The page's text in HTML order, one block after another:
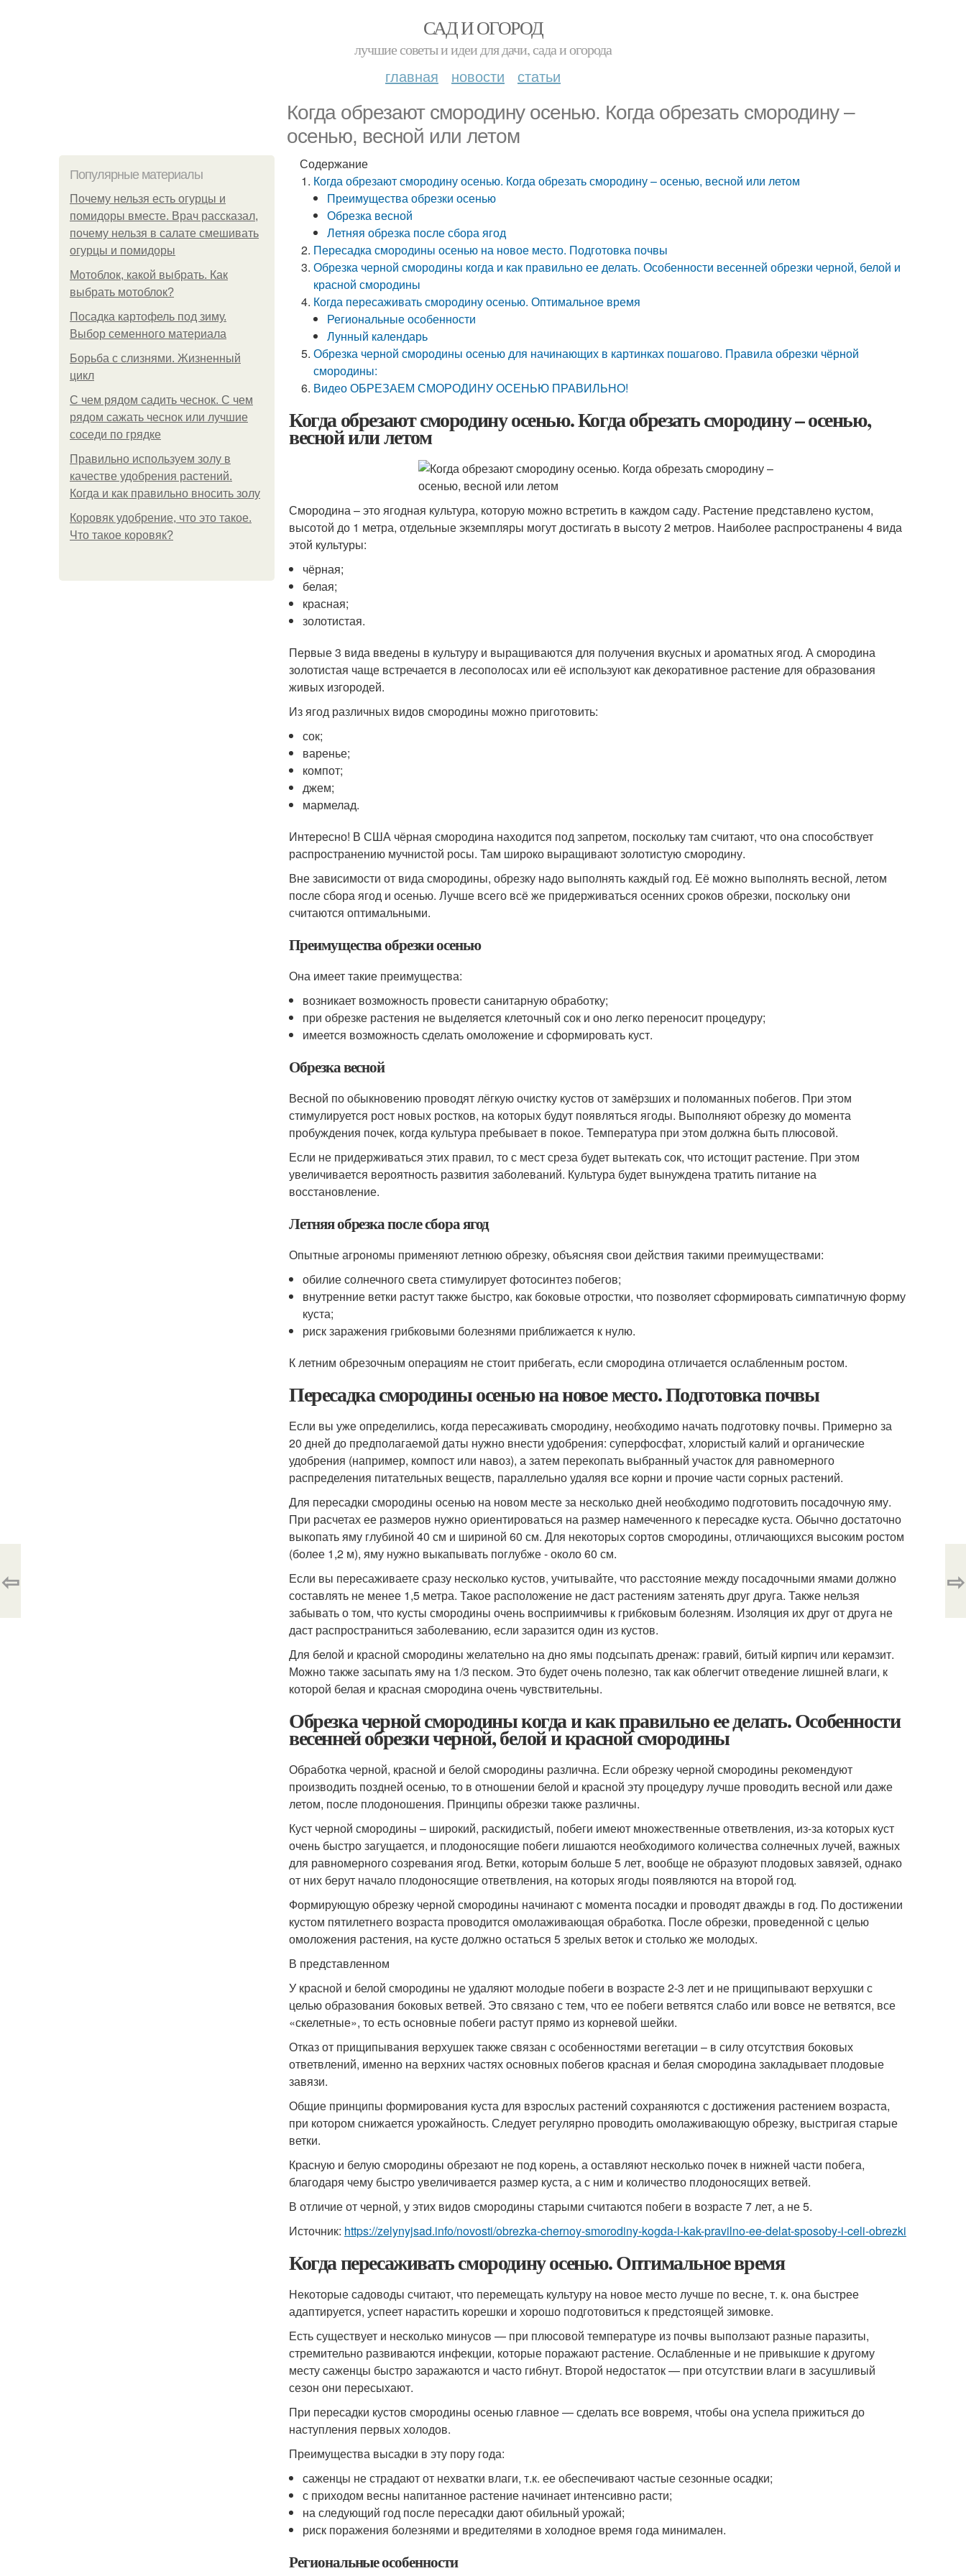
САД И ОГОРОД
лучшие советы и идеи для дачи, сада и огорода
главная новости статьи
Когда обрезают смородину осенью. Когда обрезать смородину –
осенью, весной или летом
Популярные материалы
Почему нельзя есть огурцы и
помидоры вместе. Врач рассказал,
почему нельзя в салате смешивать
огурцы и помидоры
Мотоблок, какой выбрать. Как
выбрать мотоблок?
Посадка картофель под зиму.
Выбор семенного материала
Борьба с слизнями. Жизненный
цикл
С чем рядом садить чеснок. С чем
рядом сажать чеснок или лучшие
соседи по грядке
Правильно используем золу в
качестве удобрения растений.
Когда и как правильно вносить золу
Коровяк удобрение, что это такое.
Что такое коровяк?
Содержание
Когда обрезают смородину осенью. Когда обрезать смородину – осенью, весной или летом
Преимущества обрезки осенью
Обрезка весной
Летняя обрезка после сбора ягод
Пересадка смородины осенью на новое место. Подготовка почвы
Обрезка черной смородины когда и как правильно ее делать. Особенности весенней обрезки черной, белой и
красной смородины
Когда пересаживать смородину осенью. Оптимальное время
Региональные особенности
Лунный календарь
Обрезка черной смородины осенью для начинающих в картинках пошагово. Правила обрезки чёрной
смородины:
Видео ОБРЕЗАЕМ СМОРОДИНУ ОСЕНЬЮ ПРАВИЛЬНО!
Когда обрезают смородину осенью. Когда обрезать смородину – осенью,
весной или летом
Смородина – это ягодная культура, которую можно встретить в каждом саду. Растение представлено кустом,
высотой до 1 метра, отдельные экземпляры могут достигать в высоту 2 метров. Наиболее распространены 4 вида
этой культуры:
чёрная;
белая;
красная;
золотистая.
Первые 3 вида введены в культуру и выращиваются для получения вкусных и ароматных ягод. А смородина
золотистая чаще встречается в лесополосах или её используют как декоративное растение для образования
живых изгородей.
Из ягод различных видов смородины можно приготовить:
сок;
варенье;
компот;
джем;
мармелад.
Интересно! В США чёрная смородина находится под запретом, поскольку там считают, что она способствует
распространению мучнистой росы. Там широко выращивают золотистую смородину.
Вне зависимости от вида смородины, обрезку надо выполнять каждый год. Её можно выполнять весной, летом
после сбора ягод и осенью. Лучше всего всё же придерживаться осенних сроков обрезки, поскольку они
считаются оптимальными.
Преимущества обрезки осенью
Она имеет такие преимущества:
возникает возможность провести санитарную обработку;
при обрезке растения не выделяется клеточный сок и оно легко переносит процедуру;
имеется возможность сделать омоложение и сформировать куст.
Обрезка весной
Весной по обыкновению проводят лёгкую очистку кустов от замёрзших и поломанных побегов. При этом
стимулируется рост новых ростков, на которых будут появляться ягоды. Выполняют обрезку до момента
пробуждения почек, когда культура пребывает в покое. Температура при этом должна быть плюсовой.
Если не придерживаться этих правил, то с мест среза будет вытекать сок, что истощит растение. При этом
увеличивается вероятность развития заболеваний. Культура будет вынуждена тратить питание на
восстановление.
Летняя обрезка после сбора ягод
Опытные агрономы применяют летнюю обрезку, объясняя свои действия такими преимуществами:
обилие солнечного света стимулирует фотосинтез побегов;
внутренние ветки растут также быстро, как боковые отростки, что позволяет сформировать симпатичную форму
куста;
риск заражения грибковыми болезнями приближается к нулю.
К летним обрезочным операциям не стоит прибегать, если смородина отличается ослабленным ростом.
Пересадка смородины осенью на новое место. Подготовка почвы
Если вы уже определились, когда пересаживать смородину, необходимо начать подготовку почвы. Примерно за
20 дней до предполагаемой даты нужно внести удобрения: суперфосфат, хлористый калий и органические
удобрения (например, компост или навоз), а затем перекопать выбранный участок для равномерного
распределения питательных веществ, параллельно удаляя все корни и прочие части сорных растений.
Для пересадки смородины осенью на новом месте за несколько дней необходимо подготовить посадочную яму.
При расчетах ее размеров нужно ориентироваться на размер намеченного к пересадке куста. Обычно достаточно
выкопать яму глубиной 40 см и шириной 60 см. Для некоторых сортов смородины, отличающихся высоким ростом
(более 1,2 м), яму нужно выкапывать поглубже - около 60 см.
Если вы пересаживаете сразу несколько кустов, учитывайте, что расстояние между посадочными ямами должно
составлять не менее 1,5 метра. Такое расположение не даст растениям затенять друг друга. Также нельзя
забывать о том, что кусты смородины очень восприимчивы к грибковым болезням. Изоляция их друг от друга не
даст распространиться заболеванию, если заразится один из кустов.
Для белой и красной смородины желательно на дно ямы подсыпать дренаж: гравий, битый кирпич или керамзит.
Можно также засыпать яму на 1/3 песком. Это будет очень полезно, так как облегчит отведение лишней влаги, к
которой белая и красная смородина очень чувствительны.
Обрезка черной смородины когда и как правильно ее делать. Особенности
весенней обрезки черной, белой и красной смородины
Обработка черной, красной и белой смородины различна. Если обрезку черной смородины рекомендуют
производить поздней осенью, то в отношении белой и красной эту процедуру лучше проводить весной или даже
летом, после плодоношения. Принципы обрезки также различны.
Куст черной смородины – широкий, раскидистый, побеги имеют множественные ответвления, из-за которых куст
очень быстро загущается, и плодоносящие побеги лишаются необходимого количества солнечных лучей, важных
для равномерного созревания ягод. Ветки, которым больше 5 лет, вообще не образуют плодовых завязей, однако
от них берут начало плодоносящие ответвления, на которых ягоды появляются на второй год.
Формирующую обрезку черной смородины начинают с момента посадки и проводят дважды в год. По достижении
кустом пятилетнего возраста проводится омолаживающая обработка. После обрезки, проведенной с целью
омоложения растения, на кусте должно остаться 5 зрелых веток и столько же молодых.
В представленном
У красной и белой смородины не удаляют молодые побеги в возрасте 2-3 лет и не прищипывают верхушки с
целью образования боковых ветвей. Это связано с тем, что ее побеги ветвятся слабо или вовсе не ветвятся, все
«скелетные», то есть основные побеги растут прямо из корневой шейки.
Отказ от прищипывания верхушек также связан с особенностями вегетации – в силу отсутствия боковых
ответвлений, именно на верхних частях основных побегов красная и белая смородина закладывает плодовые
завязи.
Общие принципы формирования куста для взрослых растений сохраняются с достижения растением возраста,
при котором снижается урожайность. Следует регулярно проводить омолаживающую обрезку, выстригая старые
ветки.
Красную и белую смородины обрезают не под корень, а оставляют несколько почек в нижней части побега,
благодаря чему быстро увеличивается размер куста, а с ним и количество плодоносящих ветвей.
В отличие от черной, у этих видов смородины старыми считаются побеги в возрасте 7 лет, а не 5.
Источник: https://zelynyjsad.info/novosti/obrezka-chernoy-smorodiny-kogda-i-kak-pravilno-ee-delat-sposoby-i-celi-obrezki
Когда пересаживать смородину осенью. Оптимальное время
Некоторые садоводы считают, что перемещать культуру на новое место лучше по весне, т. к. она быстрее
адаптируется, успеет нарастить корешки и хорошо подготовиться к предстоящей зимовке.
Есть существует и несколько минусов — при плюсовой температуре из почвы выползают разные паразиты,
стремительно развиваются инфекции, которые поражают растение. Ослабленные и не привыкшие к другому
месту саженцы быстро заражаются и часто гибнут. Второй недостаток — при отсутствии влаги в засушливый
сезон они пересыхают.
При пересадки кустов смородины осенью главное — сделать все вовремя, чтобы она успела прижиться до
наступления первых холодов.
Преимущества высадки в эту пору года:
саженцы не страдают от нехватки влаги, т.к. ее обеспечивают частые сезонные осадки;
с приходом весны напитанное растение начинает интенсивно расти;
на следующий год после пересадки дают обильный урожай;
риск поражения болезнями и вредителями в холодное время года минимален.
Региональные особенности
⇦ ⇨